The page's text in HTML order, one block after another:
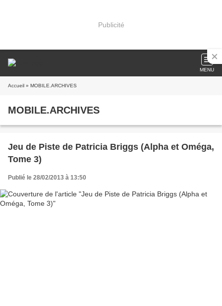
Publicité
MENU
Accueil » MOBILE.ARCHIVES
MOBILE.ARCHIVES
Jeu de Piste de Patricia Briggs (Alpha et Oméga,
Tome 3)
Publié le 28/02/2013 à 13:50